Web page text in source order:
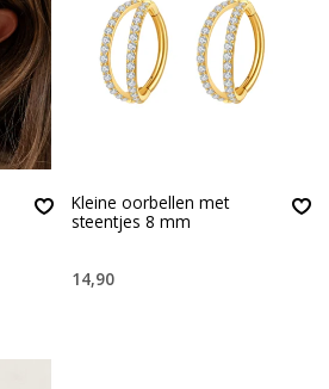
Kleine oorbellen met
steentjes 8 mm
14,90